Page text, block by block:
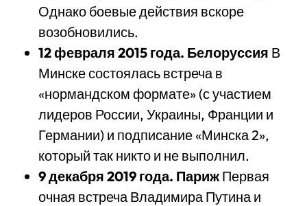
Однако боевые действия вскоре
возобновились.
12февраля 2015 года. Белоруссия В
Минске состоялась встреча в
«нормандском формате» (с участием
лидеров России, Украины, Франции и
Германии) и подписание «Минска 2»,
который так никто и не выполнил.
9декабря 2019 года. ПарижПервая
очная встреча Владимира Путина и